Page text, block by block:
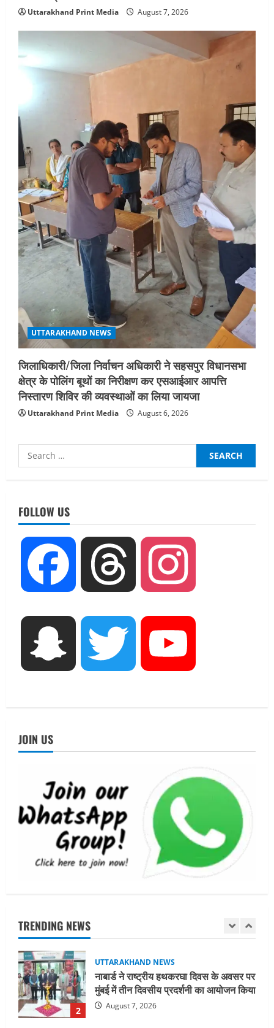
Uttarakhand Print Media August 7, 2026
UTTARAKHAND NEWS
जिलाधिकारी/जिला निर्वाचन अधिकारी ने सहसपुर विधानसभा
क्षेत्र के पोलिंग बूथों का निरीक्षण कर एसआईआर आपत्ति
निस्तारण शिविर की व्यवस्थाओं का लिया जायजा
Uttarakhand Print Media August 6, 2026
Search
for:
FOLLOW US
Facebook Threads
Snapchat Twitter
JOIN US
TRENDING NEWS
August 7, 2026
UTTARAKHAND NEWS
जिलाधिकारी/जिला निर्वाचन अधिकारी ने
सहसपुर विधानसभा क्षेत्र के पोलिंग बूथों का
August 6, 2026
UTTARAKHAND NEWS
तीलू रौतेली पुरस्कार के लिए 13 वीरांगनाओं का
चयन : रेखा आर्या
आयोजन
1
UTTARAKHAND NEWS
धामी कैबिनेट ने लिए कई महत्वपूर्ण निर्णय, अब
सामान्य वर्ग के पशुपालकों को भी गाय एवं भैंस
खरीद पर मिलेगा अनुदान, मजदूरी संहिता
नियमावली-2026 को मिली मंजूरी
August 7, 2026
2
3
जिलाधिकारी/जिला निर्वाचन अधिकारी ने
सहसपुर विधानसभा क्षेत्र के पोलिंग बूथों का
निरीक्षण कर एसआईआर आपत्ति निस्तारण
शिविर की व्यवस्थाओं का लिया जायजा